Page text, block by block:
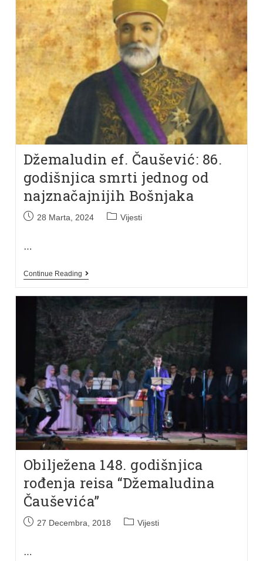
Džemaludin ef. Čaušević: 86.
godišnjica smrti jednog od
najznačajnijih Bošnjaka
28 Marta, 2024 Vijesti
…
Continue Reading
Obilježena 148. godišnjica
rođenja reisa “Džemaludina
Čauševića”
27 Decembra, 2018 Vijesti
…